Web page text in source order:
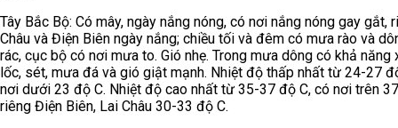
Tây Bắc Bộ: Có mây, ngày nắng nóng, có nơi nắng nóng gay gắt,
Châu và Điện Biên ngày nắng; chiều tối và đêm có mưa rào và
rác, cục bộ có nơi mưa to. Gió nhẹ. Trong mưa dông có khả năng
lốc, sét, mưa đá và gió giật mạnh. Nhiệt độ thấp nhất từ 24-27
nơi dưới 23 độ C. Nhiệt độ cao nhất từ 35-37 độ C, có nơi trên
riêng Điện Biên, Lai Châu 30-33 độ C.